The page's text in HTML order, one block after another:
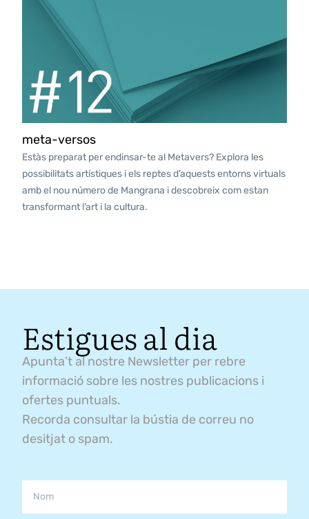
meta-versos
Estàs preparat per endinsar-te al Metavers? Explora les
possibilitats artístiques i els reptes d’aquests entorns virtuals
amb el nou número de Mangrana i descobreix com estan
transformant l’art i la cultura.
Estigues al dia
Apunta’t al nostre Newsletter per rebre
informació sobre les nostres publicacions i
ofertes puntuals.
Recorda consultar la bústia de correu no
desitjat o spam.